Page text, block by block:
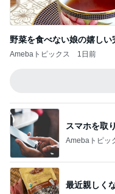
野菜を食べない娘の嬉しい
Amebaトピックス 1日前
スマホを取
Amebaトピッ
最近親しく